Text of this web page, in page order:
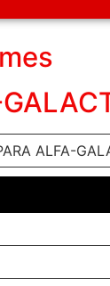
ALFA-